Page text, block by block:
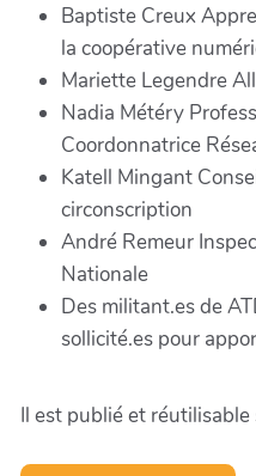
Baptiste Creux
la coopérative
Mariette Legendre
Nadia Météry
Coordonnatrice
Katell Mingant
circonscription
André Remeur
Nationale
Des militant.es de
sollicité.es pour
Il est publié et réutilisable